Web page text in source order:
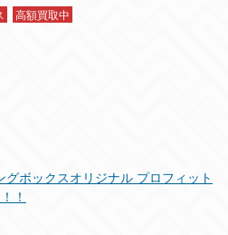
高額買取中
ボックスオリジナル プロフィット
！